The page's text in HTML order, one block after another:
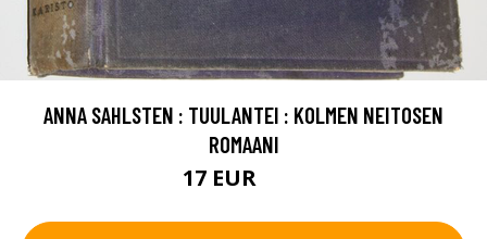
ANNA SAHLSTEN : TUULANTEI : KOLMEN NEITOSEN
ROMAANI
17 EUR